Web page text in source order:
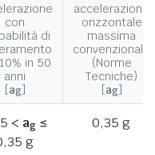
con
di
in 50
anni
[ag]
accelerazione
orizzontale
massima
convenzionale
(Norme
Tecniche)
[ag]
< ag≤
g
0,35 g